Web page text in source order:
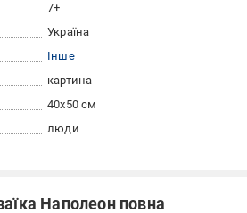
7+
Україна
Інше
картина
40х50 см
люди
Наполеон повна